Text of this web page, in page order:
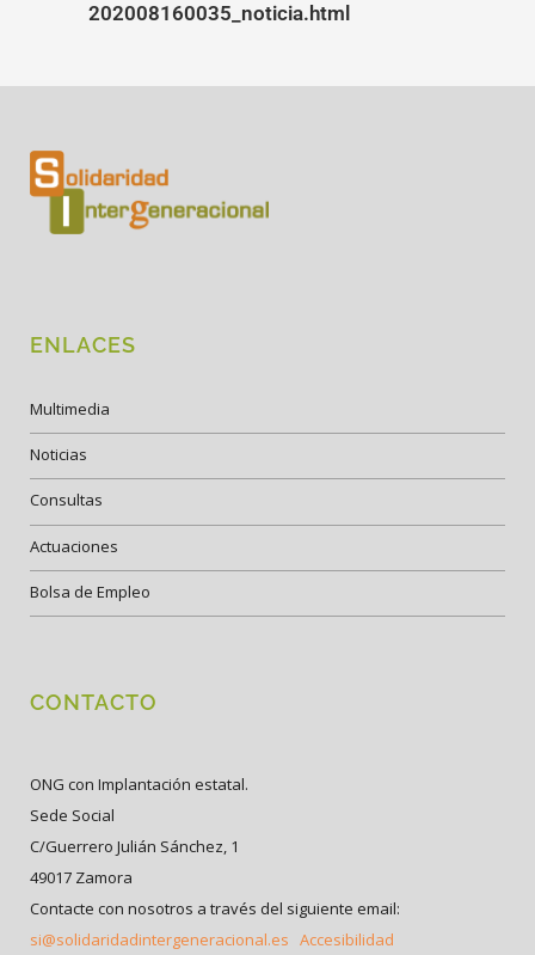
202008160035_noticia.html
ENLACES
Multimedia
Noticias
Consultas
Actuaciones
Bolsa de Empleo
CONTACTO
ONG con Implantación estatal.
Sede Social
C/Guerrero Julián Sánchez, 1
49017 Zamora
Contacte con nosotros a través del siguiente email:
si@solidaridadintergeneracional.es Accesibilidad